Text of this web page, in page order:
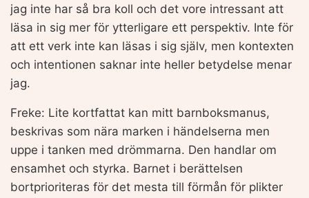
jag inte har så bra koll och det vore intressant att
läsa in sig mer för ytterligare ett perspektiv. Inte för
att ett verk inte kan läsas i sig själv, men kontexten
och intentionen saknar inte heller betydelse menar
jag.
Freke: Lite kortfattat kan mitt barnboksmanus,
beskrivas som nära marken i händelserna men
uppe i tanken med drömmarna. Den handlar om
ensamhet och styrka. Barnet i berättelsen
bortprioriteras för det mesta till förmån för plikter